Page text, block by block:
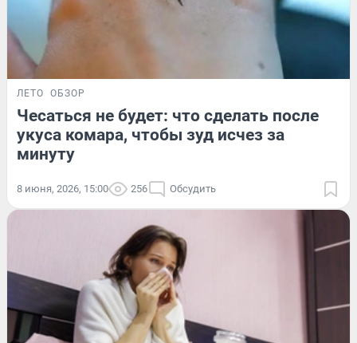
ЛЕТО ОБЗОР
Чесаться не будет: что сделать после
укуса комара, чтобы зуд исчез за
минуту
8 июня, 2026, 15:00 256 Обсудить